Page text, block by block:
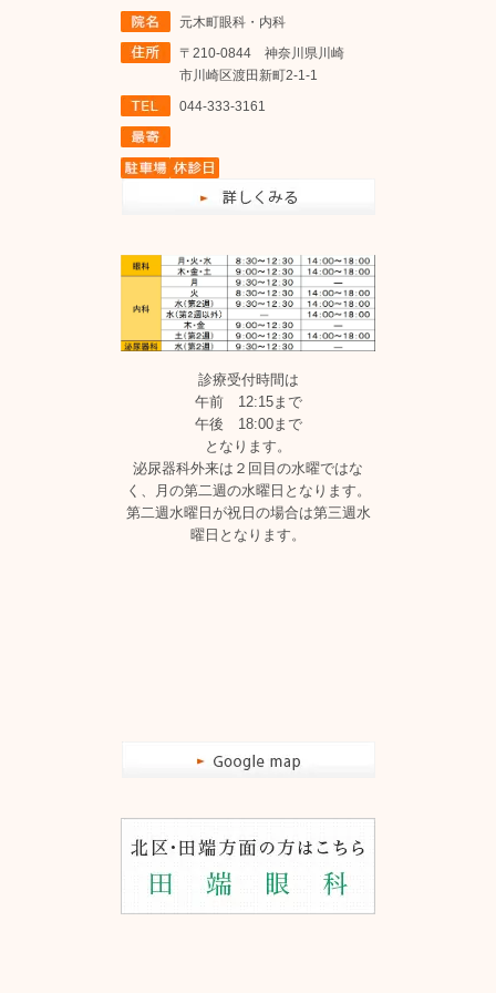
元木町眼科・内科
〒210-0844 神奈川県川崎
市川崎区渡田新町2-1-1
044-333-3161
診療受付時間は
午前 12:15まで
午後 18:00まで
となります。
泌尿器科外来は２回目の水曜ではな
く、月の第二週の水曜日となります。
第二週水曜日が祝日の場合は第三週水
曜日となります。